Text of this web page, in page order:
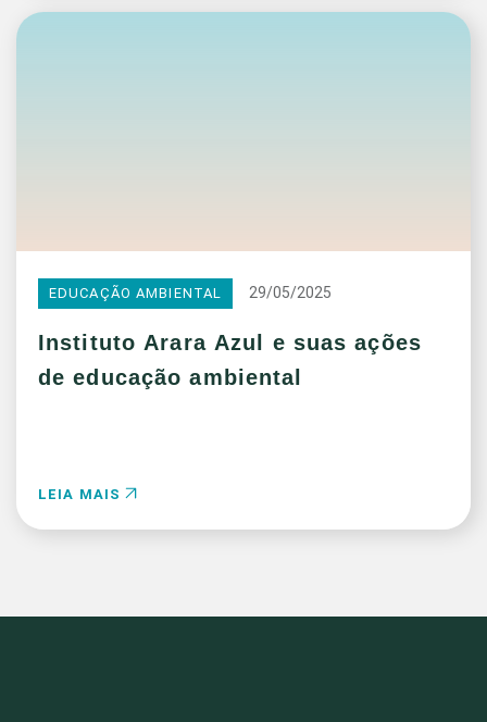
EDUCAÇÃO AMBIENTAL 29/05/2025
Instituto Arara Azul e suas ações
de educação ambiental
LEIA MAIS